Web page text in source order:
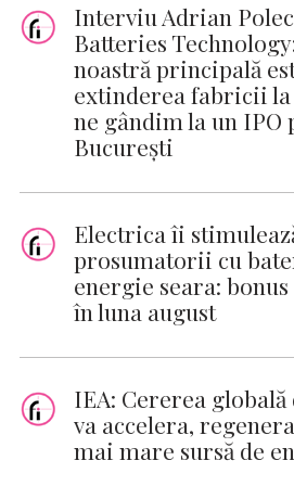
Interviu Adrian
Batteries
noastră principală
extinderea fabricii
ne gândim la un IPO
București
Electrica îi
prosumatorii cu
energie seara:
în luna august
IEA: Cererea
va accelera,
mai mare sursă de